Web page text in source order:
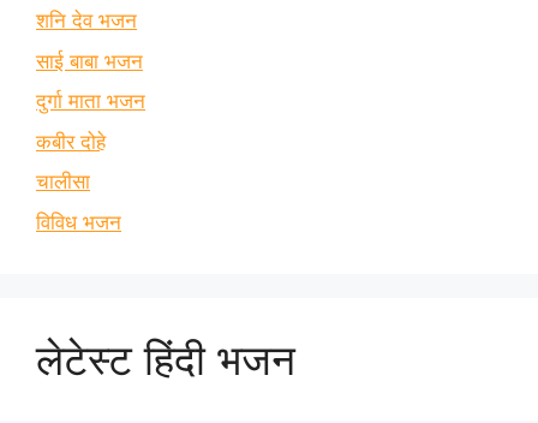
शनि देव भजन
साई बाबा भजन
दुर्गा माता भजन
कबीर दोहे
चालीसा
विविध भजन
लेटेस्ट हिंदी भजन